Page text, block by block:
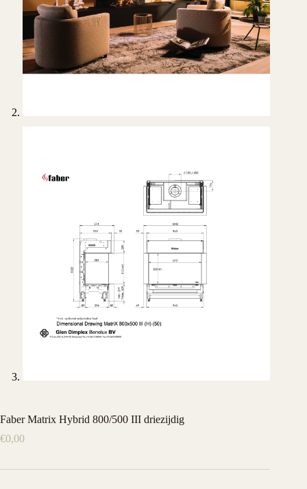
Faber Matrix Hybrid 800/500 III driezijdig
€0,00